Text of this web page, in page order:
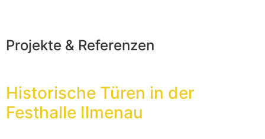
Projekte & Referenzen
Historische Türen in der
Festhalle Ilmenau